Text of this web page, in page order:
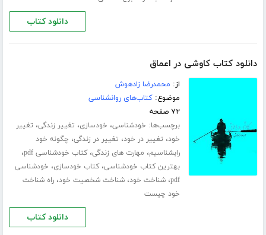
دانلود کتاب
دانلود کتاب کاوشی در اعماق
از: محمدرضا زادهوش
موضوع:کتاب‌های روانشناسی
۷۲ صفحه
برچسب‌ها: خودشناسی، خودسازی، تغییر زندگی، تغییر
خود، تغییر در خود، تغییر در زندگی، چگونه خود
رابشناسیم، مهارت های زندگی،کتاب خودشناسی pdf ،
بهترین کتاب خودشناسی،کتاب خودسازی، خودشناسی
pdf،شناخت خود،شناخت شخصیت خود،راه شناخت
خود چیست
دانلود کتاب